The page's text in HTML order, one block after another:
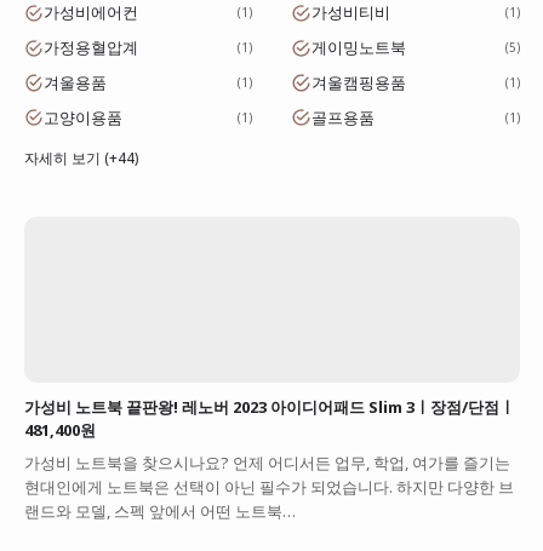
가성비에어컨 1 가성비티비 1
가정용혈압계 1 게이밍노트북 5
겨울용품 1 겨울캠핑용품 1
고양이용품 1 골프용품 1
자세히 보기 (+44)
가성비 노트북 끝판왕! 레노버 2023 아이디어패드 Slim 3ㅣ장점/단점ㅣ
481,400원
가성비 노트북을 찾으시나요? 언제 어디서든 업무, 학업, 여가를 즐기는
현대인에게 노트북은 선택이 아닌 필수가 되었습니다. 하지만 다양한 브
랜드와 모델, 스펙 앞에서 어떤 노트북…